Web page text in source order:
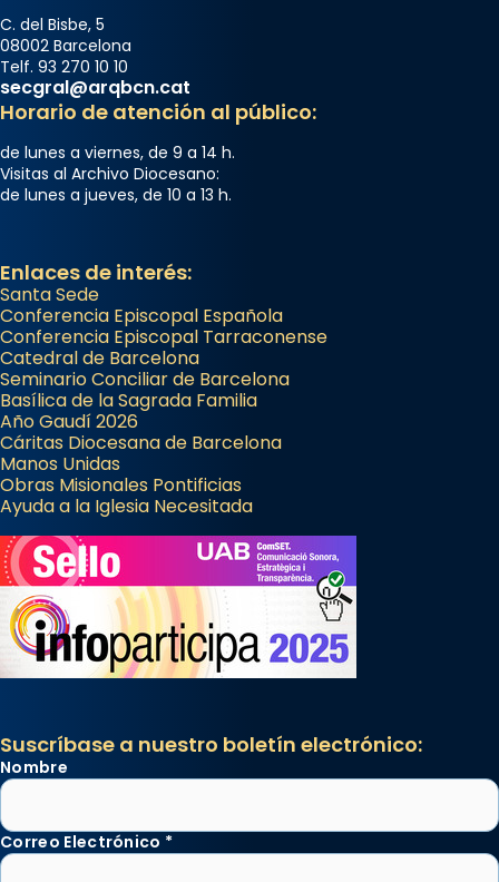
C. del Bisbe, 5
08002 Barcelona
Telf. 93 270 10 10
secgral@arqbcn.cat
Horario de atención al público:
de lunes a viernes, de 9 a 14 h.
Visitas al Archivo Diocesano:
de lunes a jueves, de 10 a 13 h.
Enlaces de interés:
Santa Sede
Conferencia Episcopal Española
Conferencia Episcopal Tarraconense
Catedral de Barcelona
Seminario Conciliar de Barcelona
Basílica de la Sagrada Familia
Año Gaudí 2026
Cáritas Diocesana de Barcelona
Manos Unidas
Obras Misionales Pontificias
Ayuda a la Iglesia Necesitada
Suscríbase a nuestro boletín electrónico:
Nombre
Correo Electrónico *